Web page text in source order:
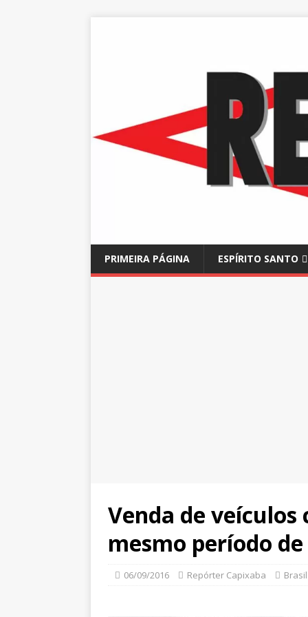
PRIMEIRA PÁGINA ESPÍRITO SANTO
Venda de veículos
mesmo período de
06/09/2016 Repórter Capixaba Brasil